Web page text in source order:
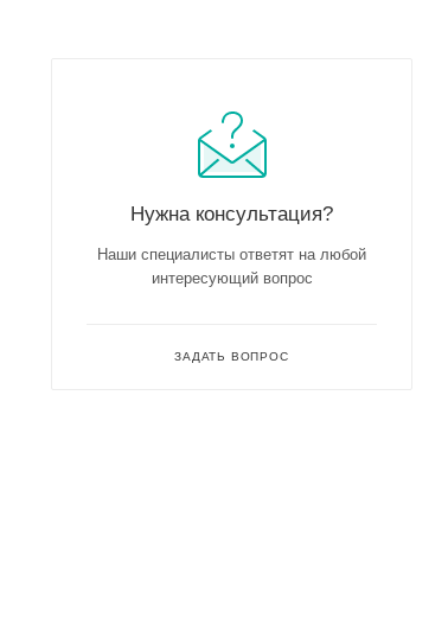
Нужна консультация?
Наши специалисты ответят на любой
интересующий вопрос
ЗАДАТЬ ВОПРОС